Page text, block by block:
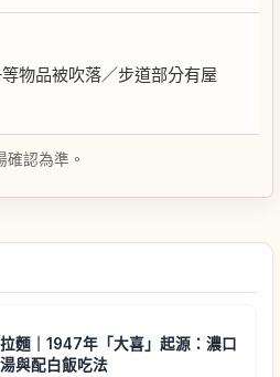
物品被吹落／步道部分有屋
認為準。
麵｜1947年「大喜」起源：濃口
與配白飯吃法